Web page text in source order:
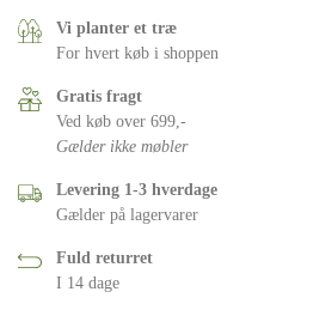
Vi planter et træ
For hvert køb i shoppen
Gratis fragt
Ved køb over 699,-
Gælder ikke møbler
Levering 1-3 hverdage
Gælder på lagervarer
Fuld returret
I 14 dage